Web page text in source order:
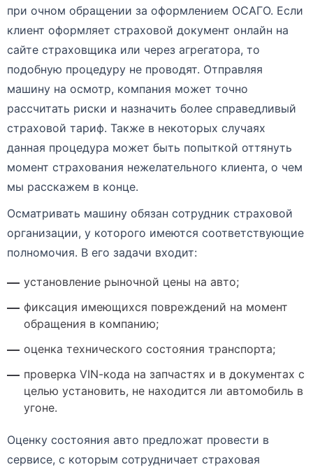
при очном обращении за оформлением ОСАГО. Если
клиент оформляет страховой документ онлайн на
сайте страховщика или через агрегатора, то
подобную процедуру не проводят. Отправляя
машину на осмотр, компания может точно
рассчитать риски и назначить более справедливый
страховой тариф. Также в некоторых случаях
данная процедура может быть попыткой оттянуть
момент страхования нежелательного клиента, о чем
мы расскажем в конце.
Осматривать машину обязан сотрудник страховой
организации, у которого имеются соответствующие
полномочия. В его задачи входит:
установление рыночной цены на авто;
фиксация имеющихся повреждений на момент
обращения в компанию;
оценка технического состояния транспорта;
проверка VIN-кода на запчастях и в документах с
целью установить, не находится ли автомобиль в
угоне.
Оценку состояния авто предложат провести в
сервисе, с которым сотрудничает страховая